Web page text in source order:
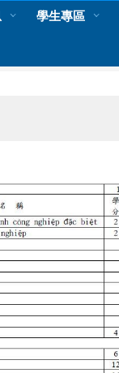
學生專區